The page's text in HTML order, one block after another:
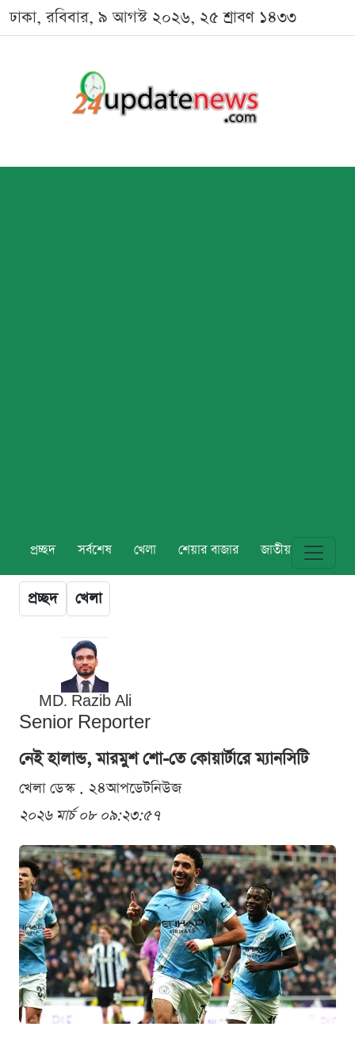
ঢাকা, রবিবার, ৯ আগস্ট ২০২৬, ২৫ শ্রাবণ ১৪৩৩
প্রচ্ছদ সর্বশেষ খেলা শেয়ার বাজার জাতীয় বিশ্ব
প্রচ্ছদ খেলা
MD. Razib Ali
Senior Reporter
নেই হালান্ড, মারমুশ শো-তে কোয়ার্টারে ম্যানসিটি
খেলা ডেস্ক . ২৪আপডেটনিউজ
২০২৬ মার্চ ০৮ ০৯:২৩:৫৭